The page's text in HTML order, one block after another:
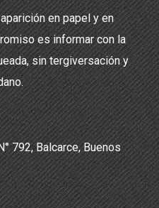
en papel y en
es informar con la
sin tergiversación y
792, Balcarce, Buenos